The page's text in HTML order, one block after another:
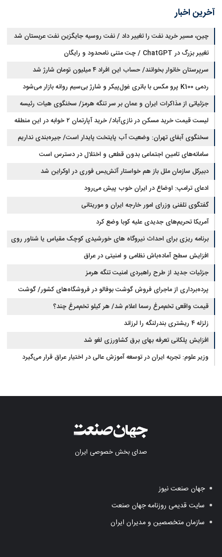
آخرین اخبار
چین، مسیر خرید نفت را تغییر داد / نفت روسیه جایگزین نفت عربستان شد
تغییر بزرگ در ChatGPT / چت متنی نامحدود و رایگان
سرپرستان خانوار بخوانند/ حساب این افراد ۴ میلیون تومان شارژ شد
ردمی K100 پرو مکس با باتری غول‌پیکر و شارژ بی‌سیم روانه بازار می‌شود
جزئیاتی از مذاکرات ایران و عمان بر سر تنگه هرمز/ سخنگوی هیات رئیسه
مجلس: بیانیه‌ای شامل تصحیح مسیر تردد دریایی در تنگه، در آستانه نهایی شدن
است
لیست قیمت خرید مسکن در نازی‌آباد/ خرید آپارتمان ۲ خوابه در این منطقه
چقدر سرمایه نیاز دارد؟ + جدول مردادماه ۱۴۰۵
سخنگوی آبفای تهران: وضعیت آب پایتخت پایدار است/ جیره‌بندی نداریم
سامانه‌های تامین اجتماعی بدون قطعی و اختلال در دسترس است
دبیرکل سازمان ملل باز هم خواستار آتش‌بس فوری در اوکراین شد
ادعای ترامپ: اوضاع در ایران خوب پیش می‌رود
گفتگوی تلفنی وزرای امور خارجه ایران و موریتانی
آمریکا تحریم‌های جدیدی علیه کوبا وضع کرد
برنامه ریزی برای احداث نیروگاه های خورشیدی کوچک مقیاس یا شناور روی
آب در مازندران
افزایش سطح آماده‌باش نظامی و امنیتی در عراق
جزئیات جدید از طرح راهبردی امنیت تنگه هرمز
پرده‌برداری از ماجرای فروش گوشت بوفالو در فروشگاه‌های کشور/ گوشت
بوفالو از کجا وارد می‌شود؟/ هر کیلو بوفالو با چه قیمتی به فروش می‌رود؟
قیمت واقعی تخم‌مرغ رسما اعلام شد/ هر کیلو تخم‌مرغ چند؟
زلزله ۴ ریشتری بندرلنگه را لرزاند
افزایش پلکانی تعرفه بهای برق کشاورزی لغو شد
وزیر علوم: تجربه ایران در توسعه آموزش عالی در اختیار عراق قرار می‌گیرد
صدای بخش خصوصی ایران
جهان صنعت نیوز
سایت قدیمی روزنامه جهان صنعت
سازمان متخصصین و مدیران ایران